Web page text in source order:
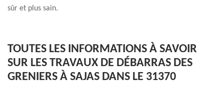
sûr et plus sain.
TOUTES LES INFORMATIONS À SAVOIR
SUR LES TRAVAUX DE DÉBARRAS DES
GRENIERS À SAJAS DANS LE 31370